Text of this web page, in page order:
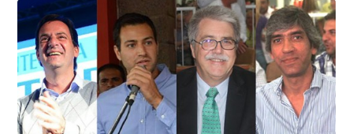
e
b
o
o
k
s
A
p
p
gr
a
m
l
p
ar
tir